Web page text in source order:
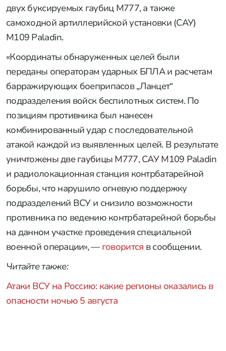
двух буксируемых гаубиц M777, а также
самоходной артиллерийской установки (САУ)
M109 Paladin.
«Координаты обнаруженных целей были
переданы операторам ударных БПЛА и расчетам
барражирующих боеприпасов „Ланцет“
подразделения войск беспилотных систем. По
позициям противника был нанесен
комбинированный удар с последовательной
атакой каждой из выявленных целей. В результате
уничтожены две гаубицы M777, САУ M109 Paladin
и радиолокационная станция контрбатарейной
борьбы, что нарушило огневую поддержку
подразделений ВСУ и снизило возможности
противника по ведению контрбатарейной борьбы
на данном участке проведения специальной
военной операции», — говорится в сообщении.
Читайте также:
Атаки ВСУ на Россию: какие регионы оказались в
опасности ночью 5 августа